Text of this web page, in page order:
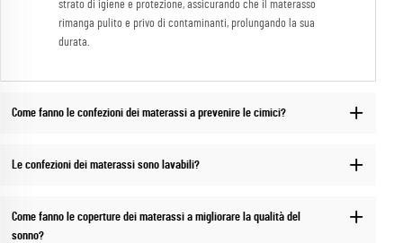
strato di igiene e protezione, assicurando che il materasso
rimanga pulito e privo di contaminanti, prolungando la sua
durata.
Come fanno le confezioni dei materassi a prevenire le cimici?
Le confezioni dei materassi sono lavabili?
Come fanno le coperture dei materassi a migliorare la qualità del
sonno?